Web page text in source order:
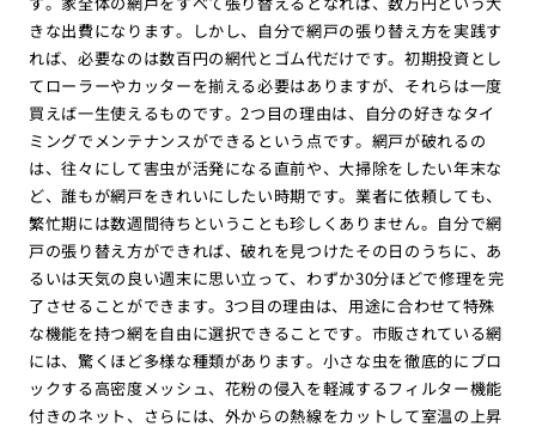
きな出費になります。しかし、自分で網戸の張り替え方を実践す
れば、必要なのは数百円の網代とゴム代だけです。初期投資とし
てローラーやカッターを揃える必要はありますが、それらは一度
買えば一生使えるものです。2つ目の理由は、自分の好きなタイ
ミングでメンテナンスができるという点です。網戸が破れるの
は、往々にして害虫が活発になる直前や、大掃除をしたい年末な
ど、誰もが網戸をきれいにしたい時期です。業者に依頼しても、
繁忙期には数週間待ちということも珍しくありません。自分で網
戸の張り替え方ができれば、破れを見つけたその日のうちに、あ
るいは天気の良い週末に思い立って、わずか30分ほどで修理を完
了させることができます。3つ目の理由は、用途に合わせて特殊
な機能を持つ網を自由に選択できることです。市販されている網
には、驚くほど多様な種類があります。小さな虫を徹底的にブロ
ックする高密度メッシュ、花粉の侵入を軽減するフィルター機能
付きのネット、さらには、外からの熱線をカットして室温の上昇